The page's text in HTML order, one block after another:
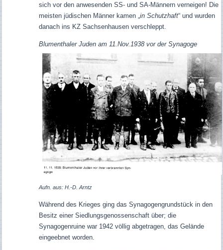
sich vor den anwesenden SS- und SA-Männern verneigen! Die
meisten jüdischen Männer kamen „ in Schutzhaft“ und wurden
danach ins KZ Sachsenhausen verschleppt.
Blumenthaler Juden am 11.Nov.1938 vor der Synagoge
Aufn. aus: H.-D. Arntz
Während des Krieges ging das Synagogengrundstück in den
Besitz einer Siedlungsgenossenschaft über; die
Synagogenruine war 1942 völlig abgetragen, das Gelände
eingeebnet worden.